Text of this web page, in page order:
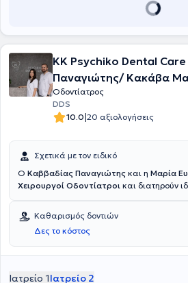
KK Psychiko Dental
Παναγιώτης/ Κακάβα
Οδοντίατρος
DDS
10.0|20 αξιολογήσεις
Σχετικά με τον ειδικό
Ο Καββαδίας Παναγιώτης και η Μαρία
Χειρουργοί Οδοντίατροι και διατηρούν
Σχολής Αθηνών (ΕΚΠΑ) και έχουν
Εμφυτευματολογία, στο Πανεπιστήμιο της
Καββαδίας Παναγιώτης υπήρξε
Προσθετικής της Οδοντιατρικής Σχολής
Ειδικών Δυνάμεων (ΚΕΕΔ). Η Κακάβα
Καθαρισμός δοντιών
Δες το κόστος
Ιατρείο 1Ιατρείο 2